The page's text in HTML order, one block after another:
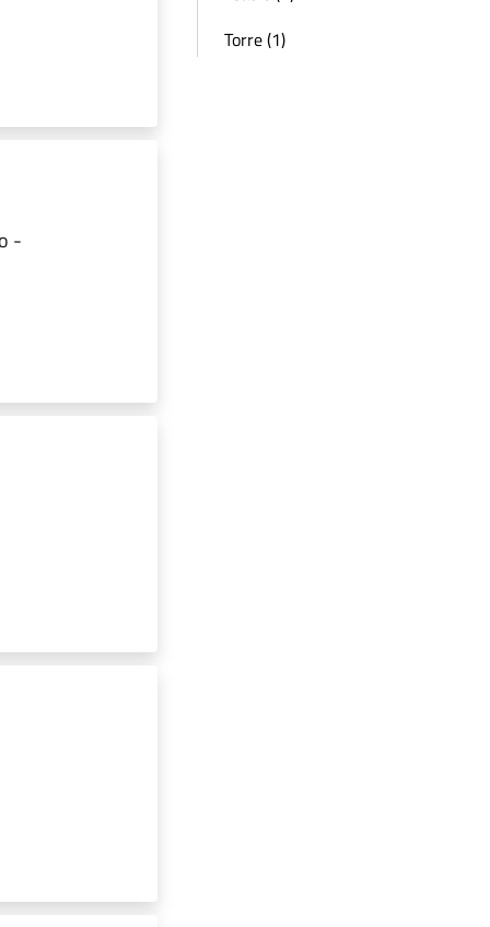
-
Torre (1)